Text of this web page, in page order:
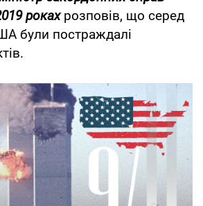
рокахрозповів, що серед
були постраждалі